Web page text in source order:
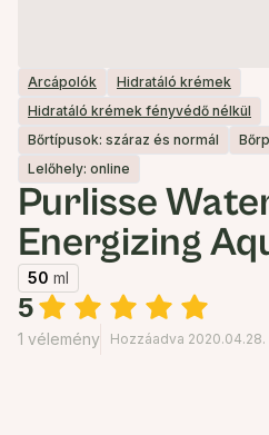
Arcápolók
Hidratáló krémek
Hidratáló krémek fényvédő nélkül
Bőrtípusok: száraz és normál
Lelőhely: online
Purlisse
Energizing
50 ml
5
1 vélemény Hozzáadva 2020.04.28.